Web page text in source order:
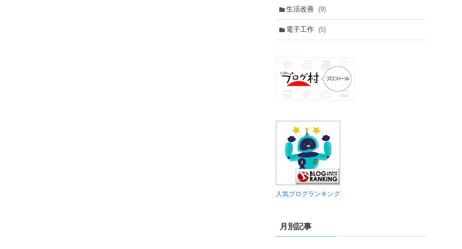
生活改善 (9)
電子工作 (5)
人気ブログランキング
月別記事